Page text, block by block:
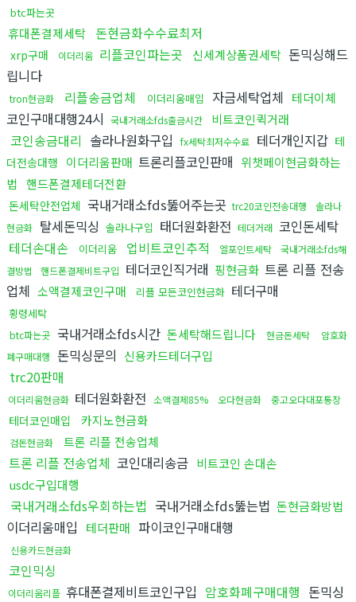
btc파는곳
휴대폰결제세탁 돈현금화수수료최저
xrp구매 이더리움 리플코인파는곳 신세계상품권세탁 돈믹싱해드
립니다
tron현금화 리플송금업체 이더리움매입 자금세탁업체 테더이체
코인구매대행24시 국내거래소fds출금시간 비트코인퀵거래
코인송금대리 솔라나원화구입 fx세탁최저수수료 테더개인지갑 테
더전송대행 이더리움판매 트론리플코인판매 위챗페이현금화하는
법 핸드폰결제테더전환
돈세탁안전업체 국내거래소fds뚫어주는곳 trc20코인전송대행
솔라나
현금화 탈세돈믹싱 솔라나구입 태더원화환전 테더거래 코인돈세탁
테더손대손
이더리움 업비트코인추적 엘포인트세탁
국내거래소fds해
결방법
핸드폰결제비트구입 테더코인직거래 핑현금화 트론 리플 전송
업체 소액결제코인구매 리플 모든코인현금화 테더구매
횡령세탁
btc파는곳 국내거래소fds시간 돈세탁해드립니다 현금돈세탁
암호화
폐구매대행
돈믹싱문의 신용카드테더구입
trc20판매
이더리움현금화 테더원화환전 소액결제85% 오다현금화 중고오다대포통장
테더코인매입 카지노현금화
검돈현금화 트론 리플 전송업체
트론 리플 전송업체 코인대리송금 비트코인 손대손
usdc구입대행
국내거래소fds우회하는법 국내거래소fds뚫는법 돈현금화방법
이더리움매입 테더판매 파이코인구매대행
신용카드현금화
코인믹싱
이더리움리플 휴대폰결제비트코인구입 암호화폐구매대행 돈믹싱